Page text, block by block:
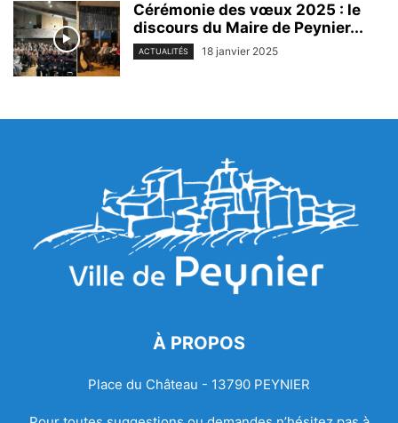
Cérémonie des vœux 2025 : le
discours du Maire de Peynier...
ACTUALITÉS 18 janvier 2025
À PROPOS
Place du Château - 13790 PEYNIER